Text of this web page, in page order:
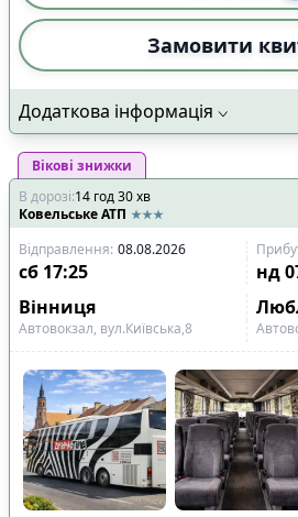
Замовити
Додаткова інформація
Вікові знижки
В дорозі:14 год30хв
Ковельське АТП
Відправлення: 08.08.2026
сб 17:25 нд
Вінниця
Автовокзал, вул.Київська,8